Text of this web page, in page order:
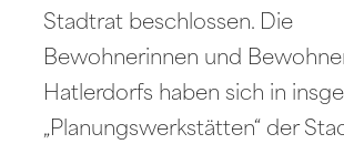
Stadtrat beschlossen. Die
Bewohnerinnen und
Hatlerdorfs haben sich in
„Planungswerkstätten“ der